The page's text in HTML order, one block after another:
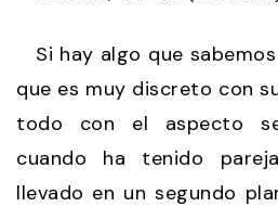
Si hay algo que
que es muy discreto con
todo con el aspecto
cuando ha tenido
llevado en un segundo